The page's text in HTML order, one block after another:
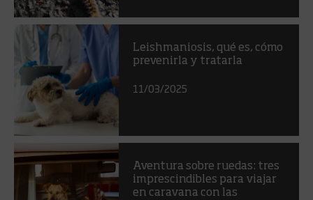
Leishmaniosis, qué es, cómo
prevenirla y tratarla
11/03/2025
Aventura sobre ruedas: tres
imprescindibles para viajar
en caravana con las